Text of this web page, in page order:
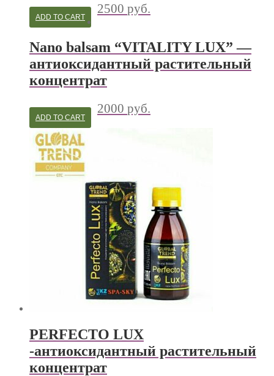
2500 руб.
ADD TO CART
Nano balsam “VITALITY LUX” —
антиоксидантный растительный
концентрат
2000 руб.
ADD TO CART
PERFECTO LUX
-антиоксидантный растительный
концентрат